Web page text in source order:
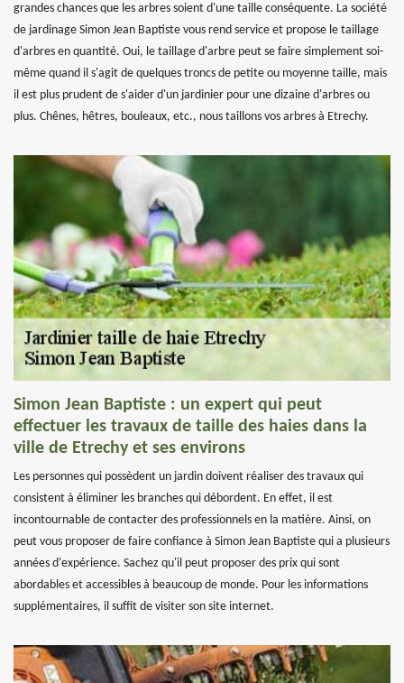
grandes chances que les arbres soient d'une taille conséquente. La société
de jardinage Simon Jean Baptiste vous rend service et propose le taillage
d'arbres en quantité. Oui, le taillage d'arbre peut se faire simplement soi-
même quand il s'agit de quelques troncs de petite ou moyenne taille, mais
il est plus prudent de s'aider d'un jardinier pour une dizaine d'arbres ou
plus. Chênes, hêtres, bouleaux, etc., nous taillons vos arbres à Etrechy.
Simon Jean Baptiste : un expert qui peut
effectuer les travaux de taille des haies dans la
ville de Etrechy et ses environs
Les personnes qui possèdent un jardin doivent réaliser des travaux qui
consistent à éliminer les branches qui débordent. En effet, il est
incontournable de contacter des professionnels en la matière. Ainsi, on
peut vous proposer de faire confiance à Simon Jean Baptiste qui a plusieurs
années d'expérience. Sachez qu'il peut proposer des prix qui sont
abordables et accessibles à beaucoup de monde. Pour les informations
supplémentaires, il suffit de visiter son site internet.